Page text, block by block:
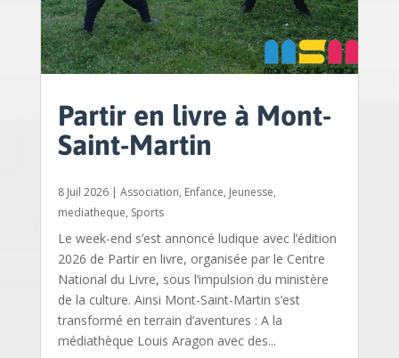
Partir en livre à Mont-
Saint-Martin
8 Juil 2026| Association, Enfance, Jeunesse,
mediatheque, Sports
Le week-end s’est annoncé ludique avec l’édition
2026 de Partir en livre, organisée par le Centre
National du Livre, sous l’impulsion du ministère
de la culture. Ainsi Mont-Saint-Martin s’est
transformé en terrain d’aventures : A la
médiathèque Louis Aragon avec des...